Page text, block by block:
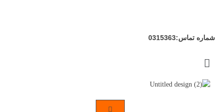
شماره تماس:0315363
Flyout